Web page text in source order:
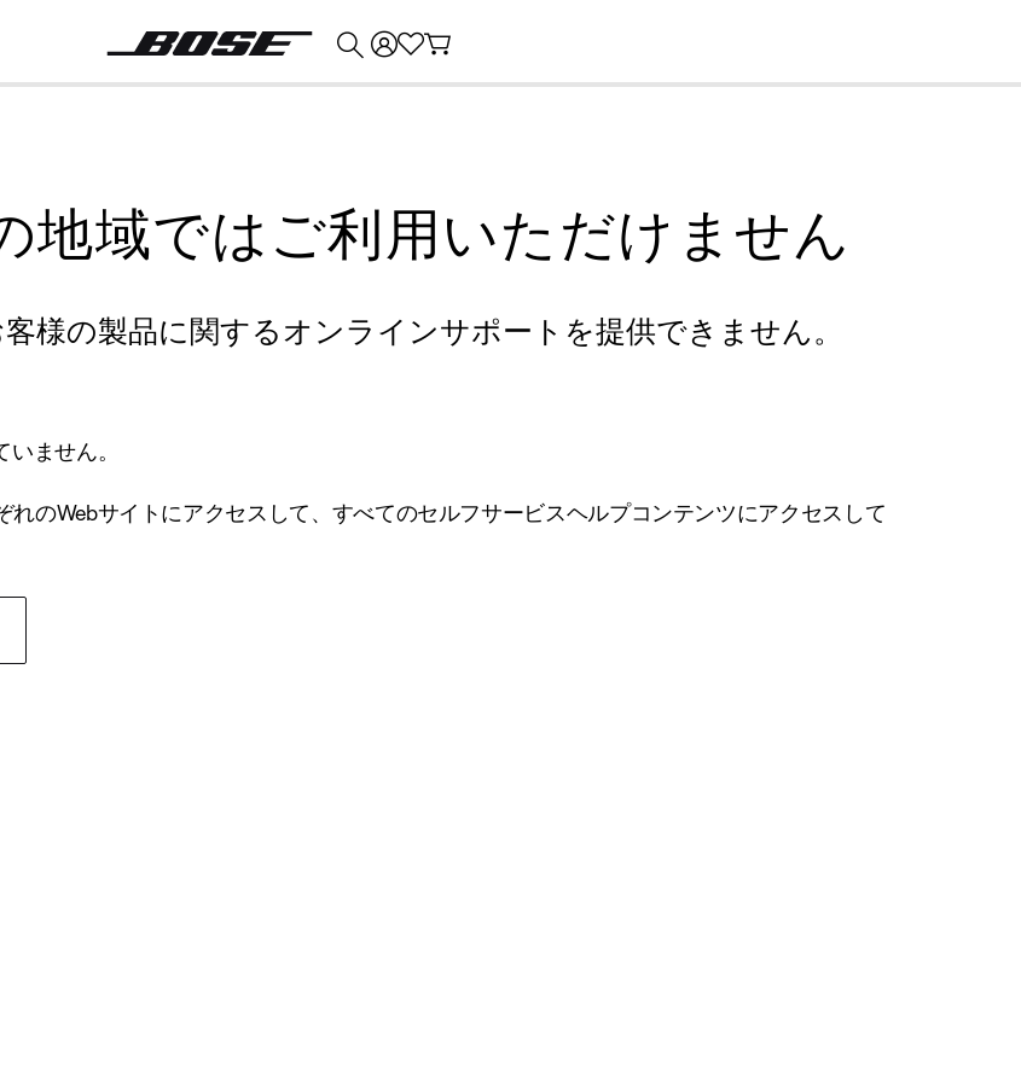
地域ではご利用いただけません
様の製品に関するオンラインサポートを提供できません。
ません。
のWebサイトにアクセスして、すべてのセルフサービスヘルプコンテンツにアクセスして